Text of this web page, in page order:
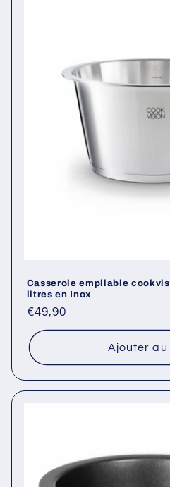
Casserole empilable
litres en Inox
Prix
habituel
€49,90
Ajouter